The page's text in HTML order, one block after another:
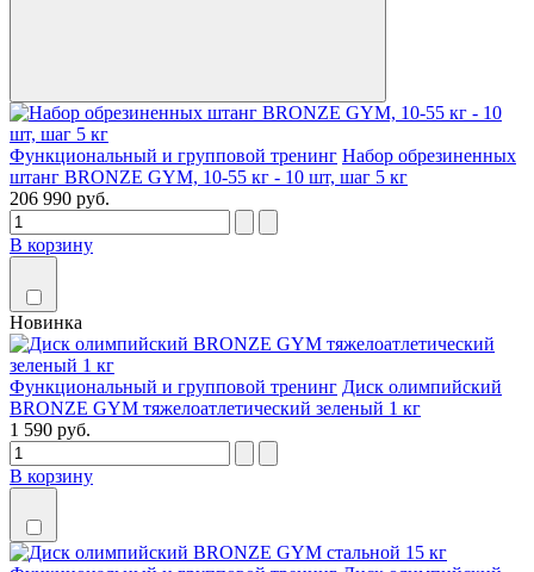
Функциональный и групповой тренинг Набор обрезиненных
штанг BRONZE GYM, 10-55 кг - 10 шт, шаг 5 кг
206 990 руб.
В корзину
Новинка
Функциональный и групповой тренинг Диск олимпийский
BRONZE GYM тяжелоатлетический зеленый 1 кг
1 590 руб.
В корзину